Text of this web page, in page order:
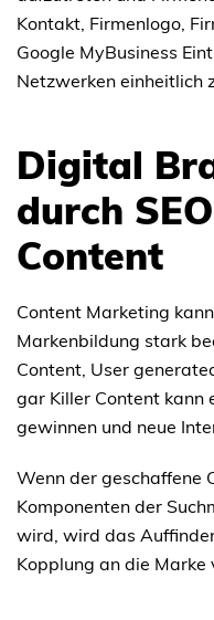
Kontakt, Firmenlogo,
Google MyBusiness
Netzwerken einheitlich
Digital
durch
Content
Content Marketing
Markenbildung stark
Content, User
gar Killer Content kann
gewinnen und neue
Wenn der geschaffene
Komponenten der
wird, wird das
Kopplung an die Marke